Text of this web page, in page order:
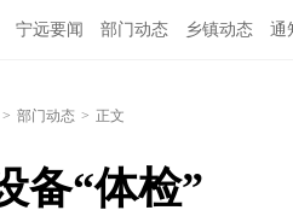
宁远要闻 部门动态 乡镇动态 通
> 部门动态 > 正文
备“体检”